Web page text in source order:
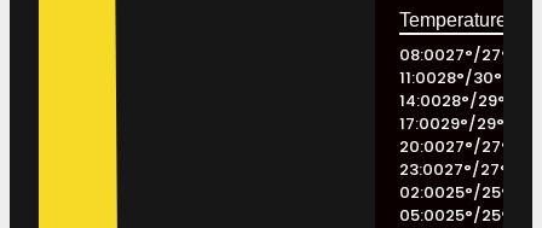
08:0027°/27°
11:0028°/30°
14:0028°/29°
17:0029°/29°
20:0027°/27°
23:0027°/27°
02:0025°/25°
05:0025°/25°